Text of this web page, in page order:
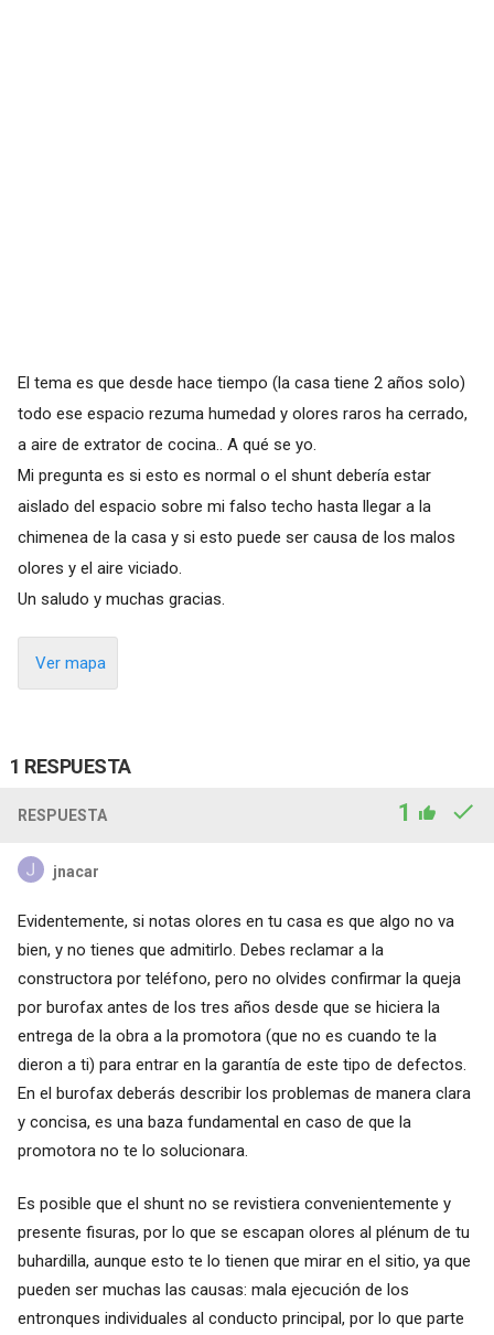
El tema es que desde hace tiempo (la casa tiene 2 años solo)
todo ese espacio rezuma humedad y olores raros ha cerrado,
a aire de extrator de cocina.. A qué se yo.
Mi pregunta es si esto es normal o el shunt debería estar
aislado del espacio sobre mi falso techo hasta llegar a la
chimenea de la casa y si esto puede ser causa de los malos
olores y el aire viciado.
Un saludo y muchas gracias.
Ver mapa
1 RESPUESTA
RESPUESTA 1
jnacar
Evidentemente, si notas olores en tu casa es que algo no va
bien, y no tienes que admitirlo. Debes reclamar a la
constructora por teléfono, pero no olvides confirmar la queja
por burofax antes de los tres años desde que se hiciera la
entrega de la obra a la promotora (que no es cuando te la
dieron a ti) para entrar en la garantía de este tipo de defectos.
En el burofax deberás describir los problemas de manera clara
y concisa, es una baza fundamental en caso de que la
promotora no te lo solucionara.
Es posible que el shunt no se revistiera convenientemente y
presente fisuras, por lo que se escapan olores al plénum de tu
buhardilla, aunque esto te lo tienen que mirar en el sitio, ya que
pueden ser muchas las causas: mala ejecución de los
entronques individuales al conducto principal, por lo que parte